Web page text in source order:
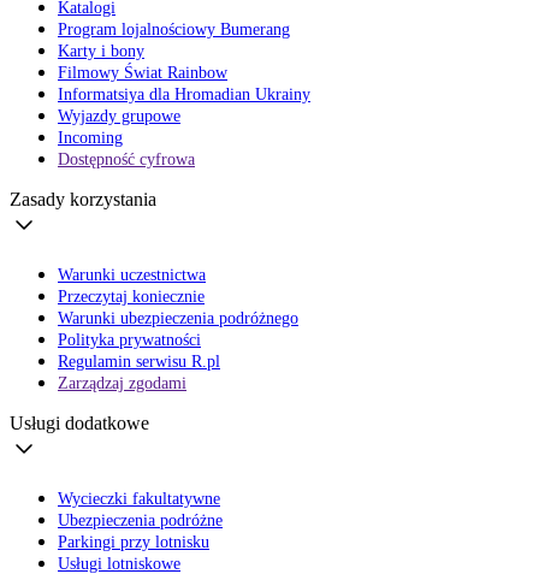
Katalogi
Program lojalnościowy Bumerang
Karty i bony
Filmowy Świat Rainbow
Informatsiya dla Hromadian Ukrainy
Wyjazdy grupowe
Incoming
Dostępność cyfrowa
Zasady korzystania
Warunki uczestnictwa
Przeczytaj koniecznie
Warunki ubezpieczenia podróżnego
Polityka prywatności
Regulamin serwisu R.pl
Zarządzaj zgodami
Usługi dodatkowe
Wycieczki fakultatywne
Ubezpieczenia podróżne
Parkingi przy lotnisku
Usługi lotniskowe